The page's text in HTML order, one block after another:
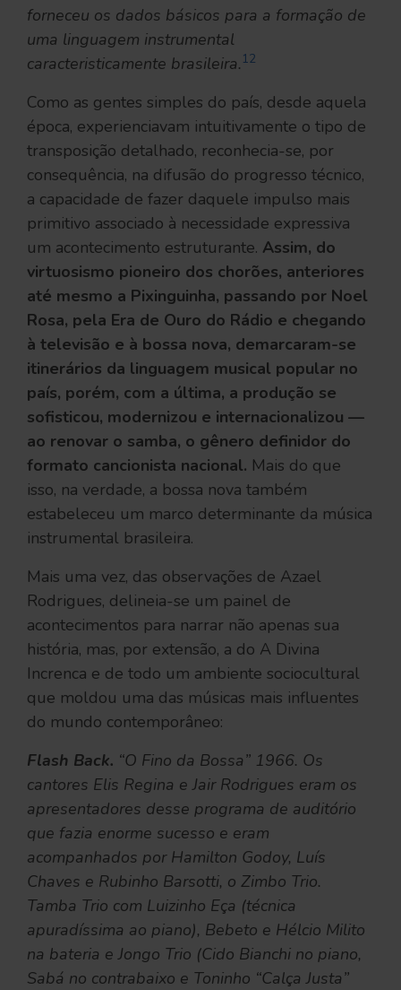
forneceu os dados básicos para a formação de
uma linguagem instrumental
caracteristicamente brasileira. 12
Como as gentes simples do país, desde aquela
época, experienciavam intuitivamente o tipo de
transposição detalhado, reconhecia-se, por
consequência, na difusão do progresso técnico,
a capacidade de fazer daquele impulso mais
primitivo associado à necessidade expressiva
um acontecimento estruturante. Assim, do
virtuosismo pioneiro dos chorões, anteriores
até mesmo a Pixinguinha, passando por Noel
Rosa, pela Era de Ouro do Rádio e chegando
à televisão e à bossa nova, demarcaram-se
itinerários da linguagem musical popular no
país, porém, com a última, a produção se
sofisticou, modernizou e internacionalizou —
ao renovar o samba, o gênero definidor do
formato cancionista nacional. Mais do que
isso, na verdade, a bossa nova também
estabeleceu um marco determinante da música
instrumental brasileira.
Mais uma vez, das observações de Azael
Rodrigues, delineia-se um painel de
acontecimentos para narrar não apenas sua
história, mas, por extensão, a do A Divina
Increnca e de todo um ambiente sociocultural
que moldou uma das músicas mais influentes
do mundo contemporâneo:
Flash Back. “O Fino da Bossa” 1966. Os
cantores Elis Regina e Jair Rodrigues eram os
apresentadores desse programa de auditório
que fazia enorme sucesso e eram
acompanhados por Hamilton Godoy, Luís
Chaves e Rubinho Barsotti, o Zimbo Trio.
Tamba Trio com Luizinho Eça (técnica
apuradíssima ao piano), Bebeto e Hélcio Milito
na bateria e Jongo Trio (Cido Bianchi no piano,
Sabá no contrabaixo e Toninho “Calça Justa”